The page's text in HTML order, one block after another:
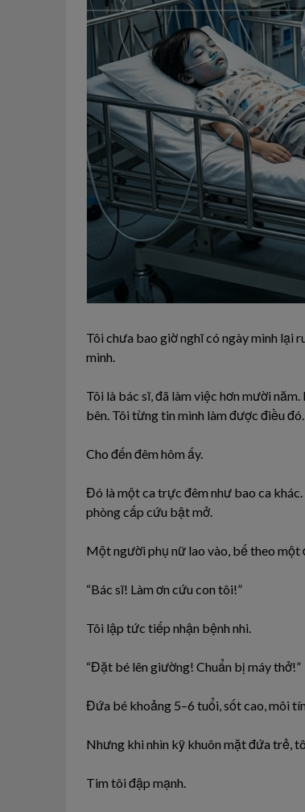
Tôi chưa bao giờ nghĩ có ngày mình lại
mình.
Tôi là bác sĩ, đã làm việc hơn mười
bên. Tôi từng tin mình làm được điều đó.
Cho đến đêm hôm ấy.
Đó là một ca trực đêm như bao ca khác.
phòng cấp cứu bật mở.
Một người phụ nữ lao vào, bế theo một
“Bác sĩ! Làm ơn cứu con tôi!”
Tôi lập tức tiếp nhận bệnh nhi.
“Đặt bé lên giường! Chuẩn bị máy thở!”
Đứa bé khoảng 5–6 tuổi, sốt cao, môi
Nhưng khi nhìn kỹ khuôn mặt đứa trẻ,
Tim tôi đập mạnh.